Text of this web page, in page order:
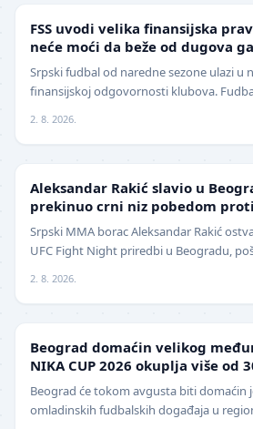
FSS uvodi velika finansijska
neće moći da beže od dugova
Srpski fudbal od naredne sezone ulazi u
finansijskoj odgovornosti klubova.
2. 8. 2026.
Aleksandar Rakić slavio u
prekinuo crni niz pobedom
Srpski MMA borac Aleksandar Rakić
UFC Fight Night priredbi u Beogradu,
2. 8. 2026.
Beograd domaćin velikog
NIKA CUP 2026 okuplja više od
Beograd će tokom avgusta biti domaćin
omladinskih fudbalskih događaja u